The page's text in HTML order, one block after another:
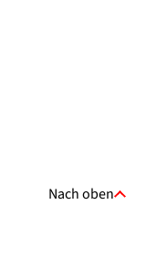
Nach oben